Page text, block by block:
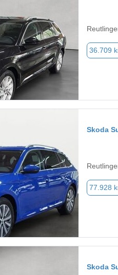
36.709
Skoda
77.928
Skoda